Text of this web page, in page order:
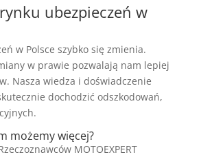
ubezpieczeń w
w Polsce szybko się zmienia.
w prawie pozwalają nam lepiej
Nasza wiedza i doświadczenie
dochodzić odszkodowań,
możemy więcej?
MOTOEXPERT